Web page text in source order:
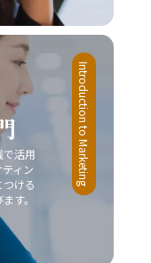
で活用
ィン
ける
す。
Introduction to Marketing